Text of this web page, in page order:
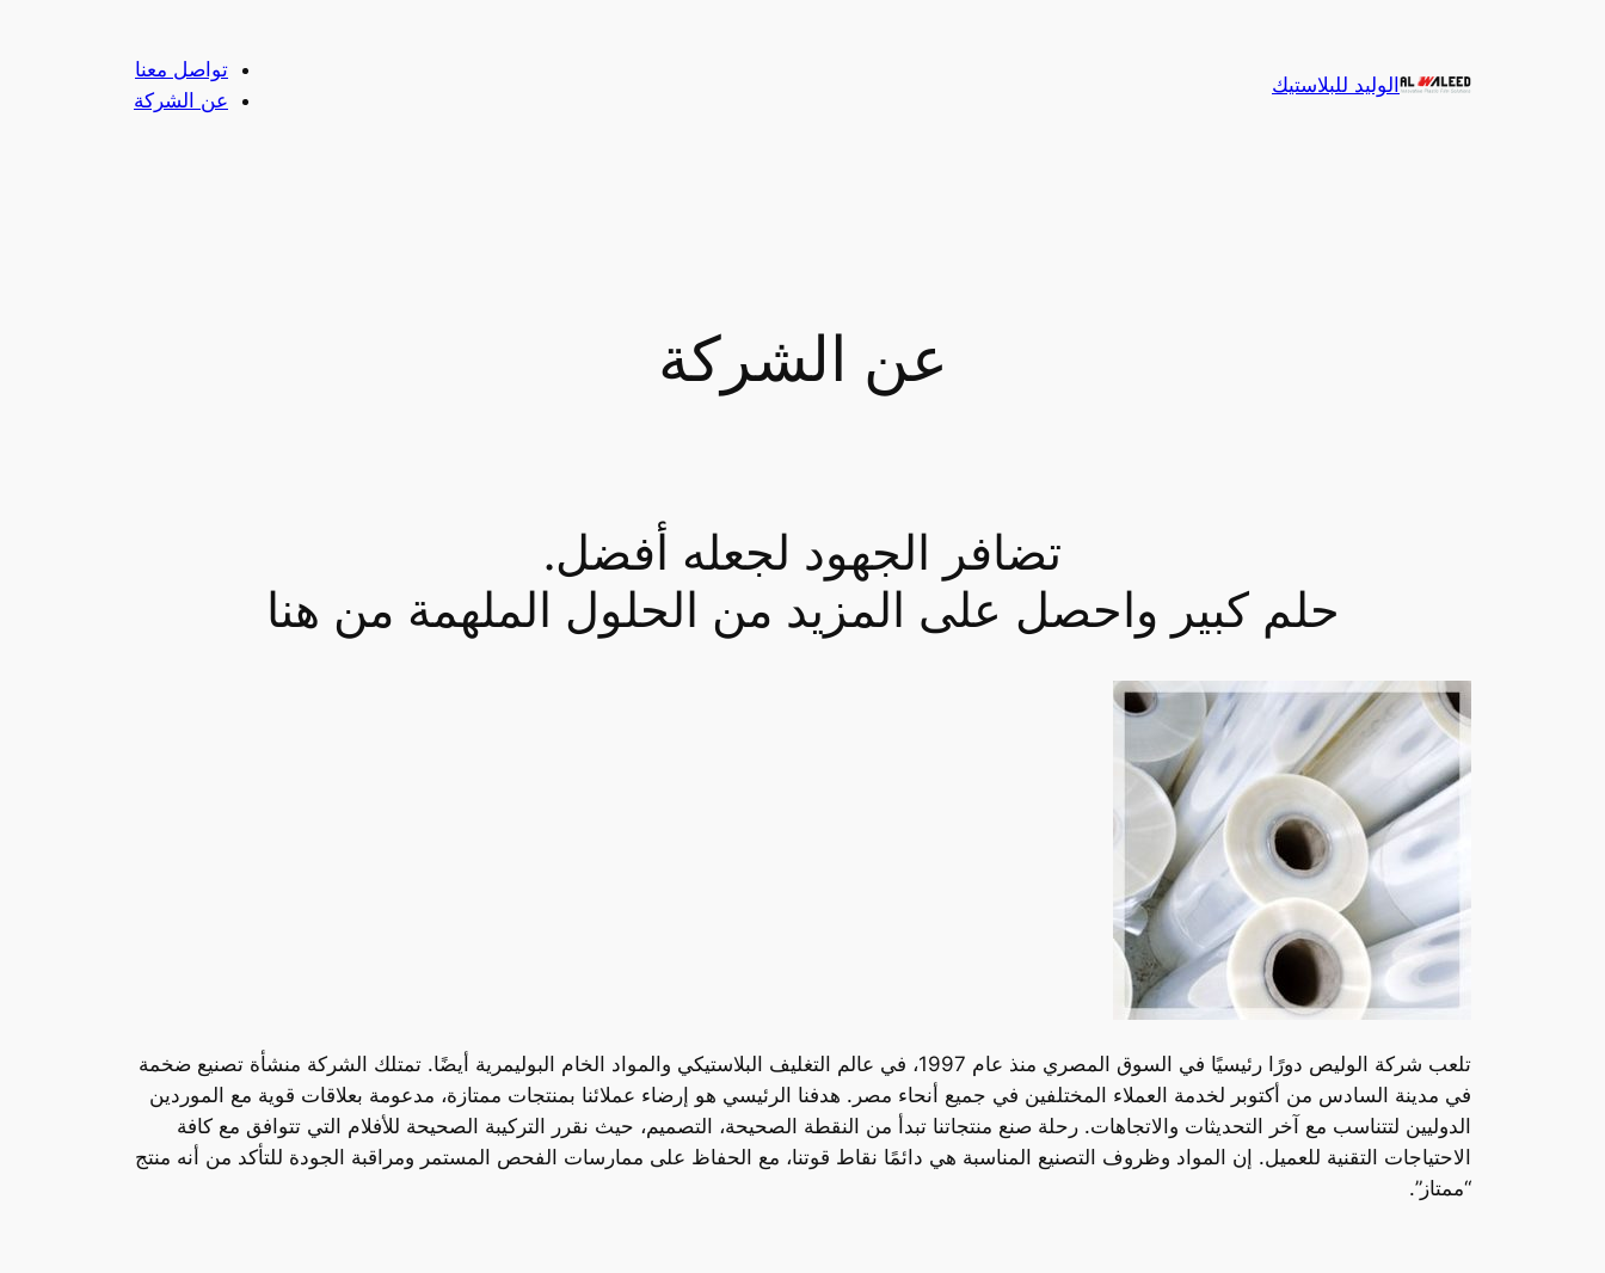
الوليد للبلاستيك
تواصل معنا
عن الشركة
عن الشركة
تضافر الجهود لجعله أفضل.
حلم كبير واحصل على المزيد من الحلول الملهمة من هنا
تلعب شركة الوليص دورًا رئيسيًا في السوق المصري منذ عام 1997، في عالم التغليف البلاستيكي والمواد الخام البوليمرية أيضًا. تمتلك الشركة منشأة تصنيع ضخمة
في مدينة السادس من أكتوبر لخدمة العملاء المختلفين في جميع أنحاء مصر. هدفنا الرئيسي هو إرضاء عملائنا بمنتجات ممتازة، مدعومة بعلاقات قوية مع الموردين
الدوليين لتتناسب مع آخر التحديثات والاتجاهات. رحلة صنع منتجاتنا تبدأ من النقطة الصحيحة، التصميم، حيث نقرر التركيبة الصحيحة للأفلام التي تتوافق مع كافة
الاحتياجات التقنية للعميل. إن المواد وظروف التصنيع المناسبة هي دائمًا نقاط قوتنا، مع الحفاظ على ممارسات الفحص المستمر ومراقبة الجودة للتأكد من أنه منتج
“ممتاز”.